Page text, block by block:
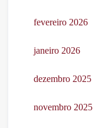
fevereiro 2026
janeiro 2026
dezembro 2025
novembro 2025